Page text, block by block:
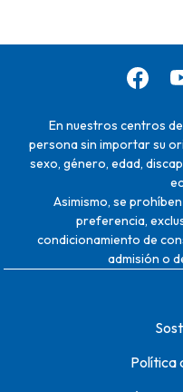
En nuestros centros
persona sin importar su
sexo, género, edad,
Asimismo, se
preferencia,
condicionamiento de
admisión o
Política